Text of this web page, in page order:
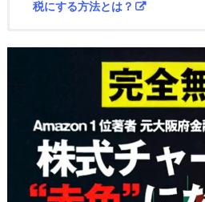
税にする方法とは？